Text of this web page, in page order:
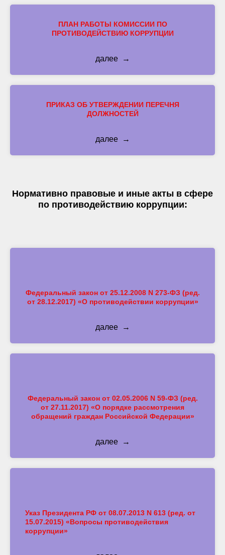
ПЛАН РАБОТЫ КОМИССИИ ПО
ПРОТИВОДЕЙСТВИЮ КОРРУПЦИИ
далее
ПРИКАЗ ОБ УТВЕРЖДЕНИИ ПЕРЕЧНЯ
ДОЛЖНОСТЕЙ
далее
Нормативно правовые и иные акты в сфере
по противодействию коррупции:
Федеральный закон от 25.12.2008 N 273-ФЗ (ред.
от 28.12.2017) «О противодействии коррупции»
далее
Федеральный закон от 02.05.2006 N 59-ФЗ (ред.
от 27.11.2017) «О порядке рассмотрения
обращений граждан Российской Федерации»
далее
Указ Президента РФ от 08.07.2013 N 613 (ред. от
15.07.2015) «Вопросы противодействия
коррупции»